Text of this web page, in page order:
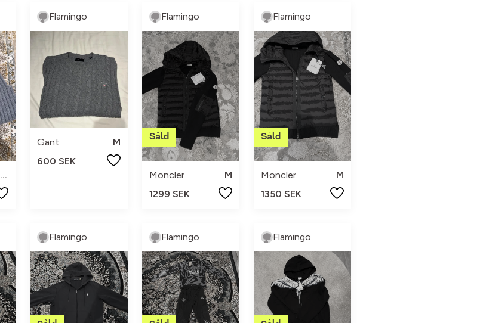
NO SIZE
Flamingo
Gant
M
600 SEK
Flamingo
Moncler
M
1299 SEK
Flamingo
Moncler
M
1350 SEK
Flamingo Flamingo Flamingo